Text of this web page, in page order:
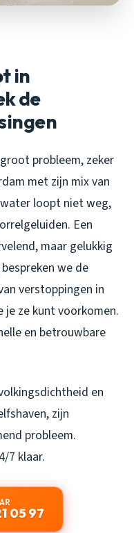
in
de
probleem, zeker
met zijn mix van
loopt niet weg,
Een
maar gelukkig
we de
verstoppingen in
je ze kunt voorkomen.
en betrouwbare
en
zijn
probleem.
7 klaar.
05 97